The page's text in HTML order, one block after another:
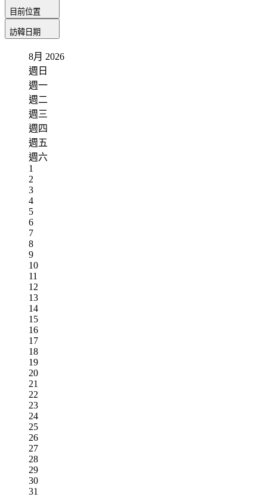
目前位置
訪韓日期
8月 2026
週日
週一
週二
週三
週四
週五
週六
1
2
3
4
5
6
7
8
9
10
11
12
13
14
15
16
17
18
19
20
21
22
23
24
25
26
27
28
29
30
31